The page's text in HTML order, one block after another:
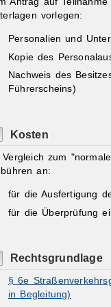
vorlegen:
Personalien und
Kopie des
Nachweis des
Führerscheins)
Kosten
Vergleich zum
an:
für die Ausfertigung
für die Überprüfung
Rechtsgrundlage
§ 6e
in Begleitung)